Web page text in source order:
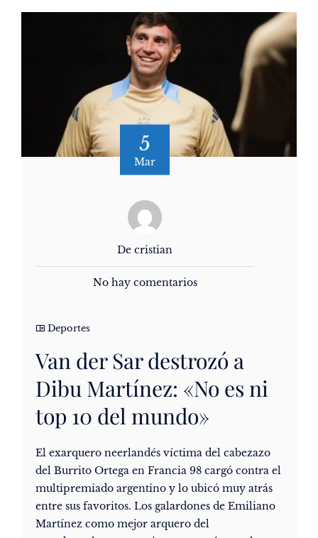
5
Mar
De cristian
No hay comentarios
Deportes
Van der Sar destrozó a
Dibu Martínez: «No es ni
top 10 del mundo»
El exarquero neerlandés víctima del cabezazo
del Burrito Ortega en Francia 98 cargó contra el
multipremiado argentino y lo ubicó muy atrás
entre sus favoritos. Los galardones de Emiliano
Martínez como mejor arquero del